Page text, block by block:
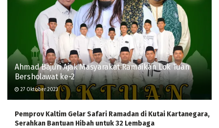
Ahmad Bajuri Ajak Masyarakat Ramaikan Lok Tuan
Bersholawat ke-2
27 Oktober 2023
Pemprov Kaltim Gelar Safari Ramadan di Kutai Kartanegara,
Serahkan Bantuan Hibah untuk 32 Lembaga